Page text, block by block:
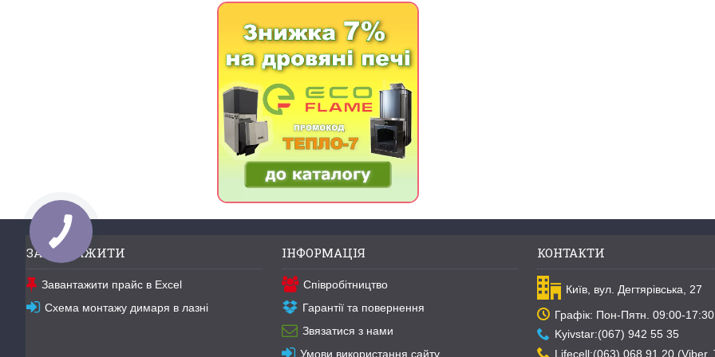
ЗАВАНТАЖИТИ
Завантажити прайс в Excel
Схема монтажу димаря в лазні
ІНФОРМАЦІЯ
Співробітництво
Гарантії та повернення
Звязатися з нами
Умови використання сайту
КОНТАКТИ
Київ, вул. Дегтярівська, 27
Графік: Пон-Пятн. 09:00-17:30
Kyivstar:(067) 942 55 35
Lifecell:(063) 068 91 20 (Viber,